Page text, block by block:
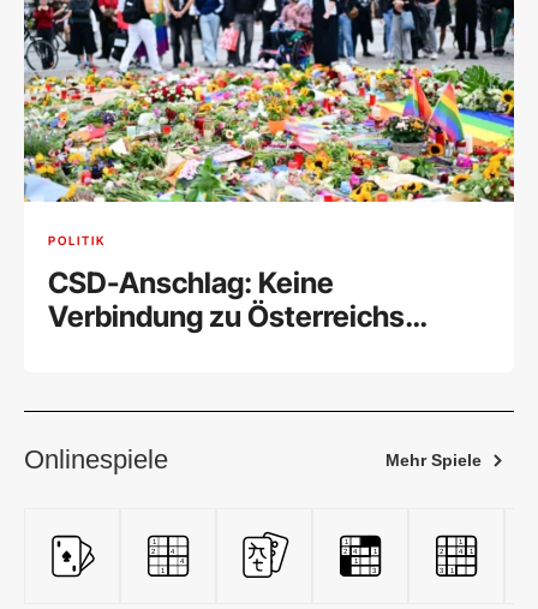
POLITIK
CSD-Anschlag: Keine
Verbindung zu Österreichs
Onlinespiele Mehr Spiele